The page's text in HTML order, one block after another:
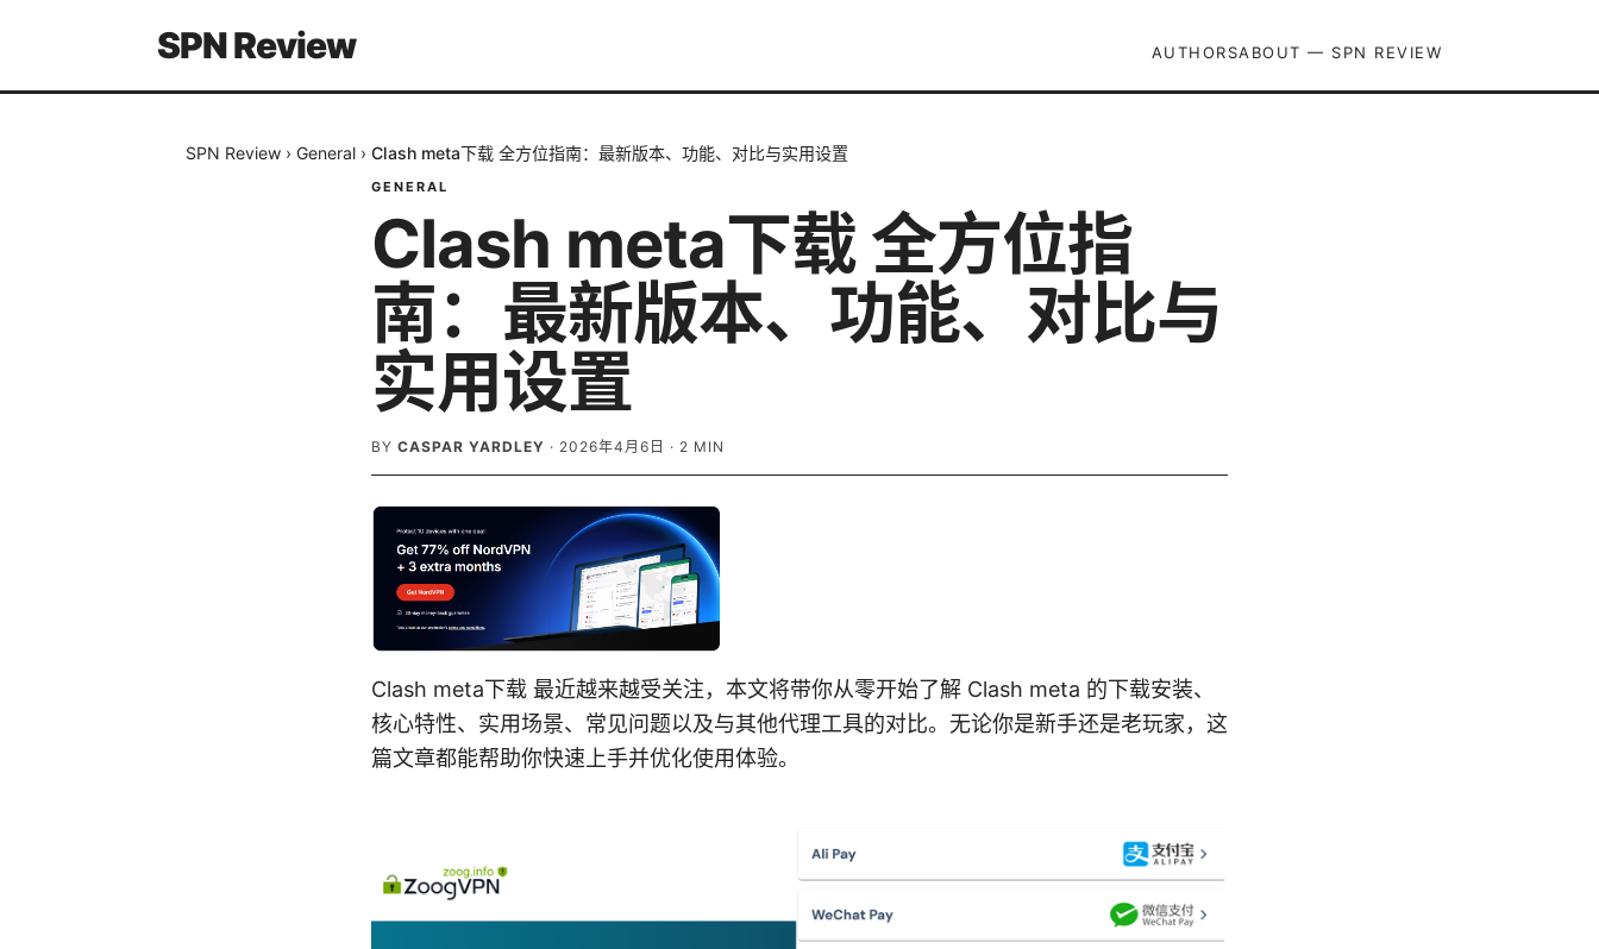
SPN Review AUTHORSABOUT — SPN REVIEW
SPN Review › General › Clash meta下载 全方位指南：最新版本、功能、对比与实用设置
GENERAL
Clash meta下载 全方位指
南：最新版本、功能、对比与
实用设置
BY CASPAR YARDLEY · 2026年4月6日 · 2 MIN
Clash meta下载 最近越来越受关注，本文将带你从零开始了解 Clash meta 的下载安装、
核心特性、实用场景、常见问题以及与其他代理工具的对比。无论你是新手还是老玩家，这
篇文章都能帮助你快速上手并优化使用体验。